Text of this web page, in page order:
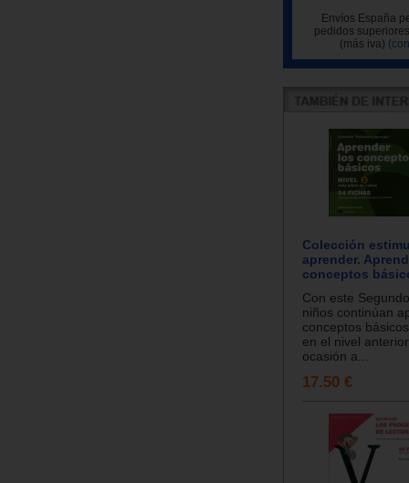
Envíos España
pedidos
(más iva)
Colección
aprender.
conceptos
Con este
niños continúan
conceptos
en el nivel
ocasión a...
17.50 €